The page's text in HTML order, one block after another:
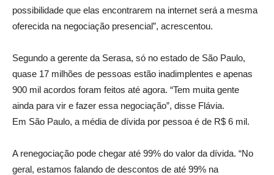
possibilidade que elas encontrarem na internet será a mesma
oferecida na negociação presencial”, acrescentou.
Segundo a gerente da Serasa, só no estado de São Paulo,
quase 17 milhões de pessoas estão inadimplentes e apenas
900 mil acordos foram feitos até agora. “Tem muita gente
ainda para vir e fazer essa negociação”, disse Flávia.
Em São Paulo, a média de dívida por pessoa é de R$ 6 mil.
A renegociação pode chegar até 99% do valor da dívida. “No
geral, estamos falando de descontos de até 99% na